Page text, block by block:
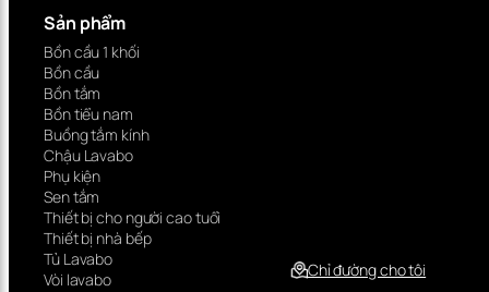
Sản phẩm
Bồn cầu 1 khối
Bồn cầu
Bồn tắm
Bồn tiểu nam
Buồng tắm kính
Chậu Lavabo
Phụ kiện
Sen tắm
Thiết bị cho người cao tuổi
Thiết bị nhà bếp
Tủ Lavabo
Vòi lavabo
Chỉ đường cho tôi